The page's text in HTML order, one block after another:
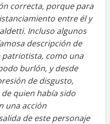
correcta, porque para
entre él y
Incluso algunos
descripción de
patriotista, como una
burlón, y desde
de disgusto,
quien había sido
una acción
de este personaje